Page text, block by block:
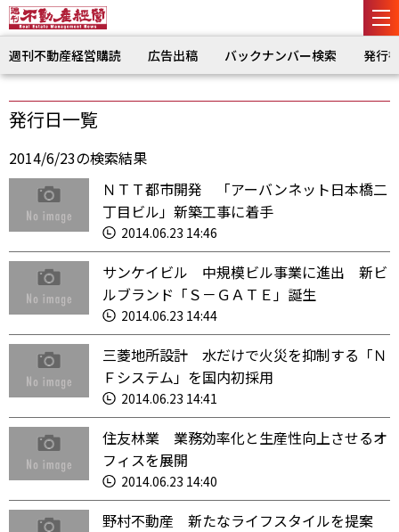
週刊不動産経営購読 広告出稿 バックナンバー検索 発行
発行日一覧
2014/6/23の検索結果
ＮＴＴ都市開発 「アーバンネット日本橋二
丁目ビル」新築工事に着手
2014.06.23 14:46
サンケイビル 中規模ビル事業に進出 新ビ
ルブランド「Ｓ－ＧＡＴＥ」誕生
2014.06.23 14:44
三菱地所設計 水だけで火災を抑制する「Ｎ
Ｆシステム」を国内初採用
2014.06.23 14:41
住友林業 業務効率化と生産性向上させるオ
フィスを展開
2014.06.23 14:40
野村不動産 新たなライフスタイルを提案